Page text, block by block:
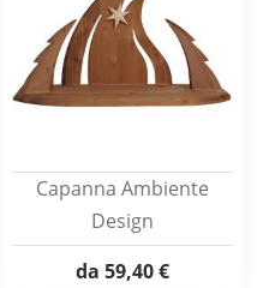
Capanna Ambiente
Design
da 59,40 €